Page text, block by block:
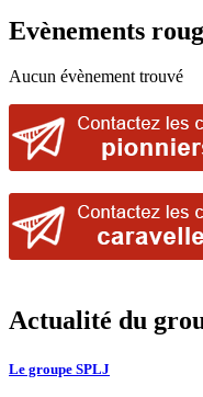
Evènements
Aucun évènement trouvé
Actualité du
Le groupe SPLJ